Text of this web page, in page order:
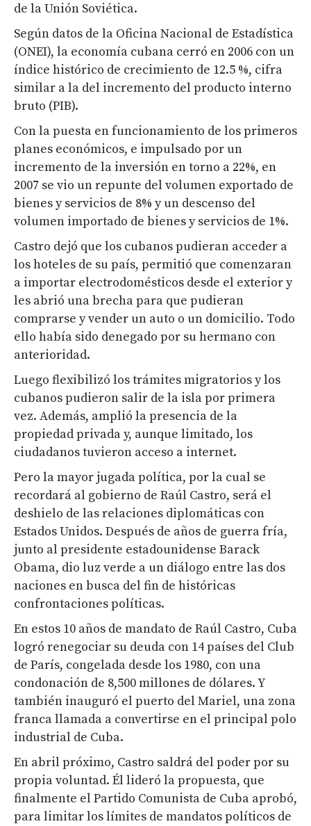
de la Unión Soviética.
Según datos de la Oficina Nacional de Estadística
(ONEI), la economía cubana cerró en 2006 con un
índice histórico de crecimiento de 12.5 %, cifra
similar a la del incremento del producto interno
bruto (PIB).
Con la puesta en funcionamiento de los primeros
planes económicos, e impulsado por un
incremento de la inversión en torno a 22%, en
2007 se vio un repunte del volumen exportado de
bienes y servicios de 8% y un descenso del
volumen importado de bienes y servicios de 1%.
Castro dejó que los cubanos pudieran acceder a
los hoteles de su país, permitió que comenzaran
a importar electrodomésticos desde el exterior y
les abrió una brecha para que pudieran
comprarse y vender un auto o un domicilio. Todo
ello había sido denegado por su hermano con
anterioridad.
Luego flexibilizó los trámites migratorios y los
cubanos pudieron salir de la isla por primera
vez. Además, amplió la presencia de la
propiedad privada y, aunque limitado, los
ciudadanos tuvieron acceso a internet.
Pero la mayor jugada política, por la cual se
recordará al gobierno de Raúl Castro, será el
deshielo de las relaciones diplomáticas con
Estados Unidos. Después de años de guerra fría,
junto al presidente estadounidense Barack
Obama, dio luz verde a un diálogo entre las dos
naciones en busca del fin de históricas
confrontaciones políticas.
En estos 10 años de mandato de Raúl Castro, Cuba
logró renegociar su deuda con 14 países del Club
de París, congelada desde los 1980, con una
condonación de 8,500 millones de dólares. Y
también inauguró el puerto del Mariel, una zona
franca llamada a convertirse en el principal polo
industrial de Cuba.
En abril próximo, Castro saldrá del poder por su
propia voluntad. Él lideró la propuesta, que
finalmente el Partido Comunista de Cuba aprobó,
para limitar los límites de mandatos políticos de